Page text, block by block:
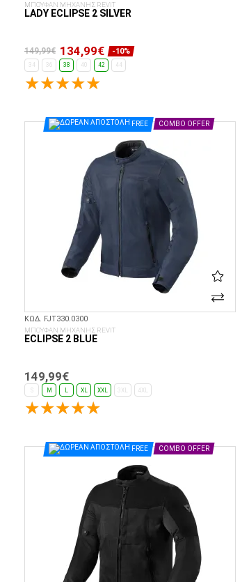
ΜΠΟΥΦΑΝ ΜΗΧΑΝΗΣ REVIT
LADY ECLIPSE 2 SILVER
149,99€ 134,99€ -10%
34 36 38 40 42 44
FREE COMBO OFFER
ΚΩΔ. FJT330.0300
ΜΠΟΥΦΑΝ ΜΗΧΑΝΗΣ REVIT
ECLIPSE 2 BLUE
149,99€
S M XL XXL 3XL 4XL
FREE COMBO OFFER